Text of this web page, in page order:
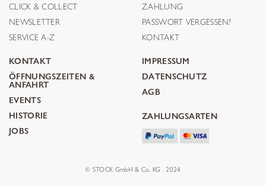
CLICK & COLLECT
NEWSLETTER
SERVICE A-Z
ZAHLUNG
PASSWORT VERGESSEN?
KONTAKT
KONTAKT
ÖFFNUNGSZEITEN &
ANFAHRT
EVENTS
HISTORIE
JOBS
IMPRESSUM
DATENSCHUTZ
AGB
ZAHLUNGSARTEN
© STOCK GmbH & Co. KG . 2024